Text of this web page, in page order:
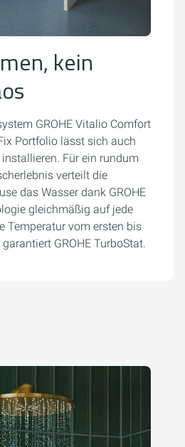
kein
GROHE Vitalio Comfort
Portfolio lässt sich auch
Für ein rundum
verteilt die
das Wasser dank GROHE
gleichmäßig auf jede
Temperatur vom ersten bis
GROHE TurboStat.